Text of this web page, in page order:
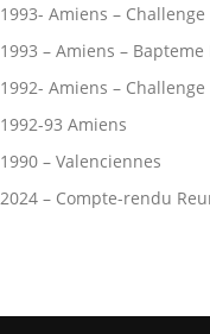
1993- Amiens –
1993 – Amiens – Bapteme
1992- Amiens –
1992-93 Amiens
1990 – Valenciennes
2024 – Compte-rendu